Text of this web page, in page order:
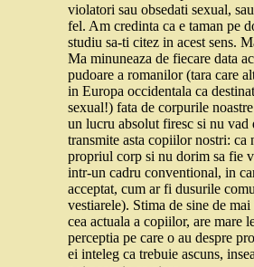
violatori sau obsedati sexual,
fel. Am credinta ca e taman pe
studiu sa-ti citez in acest sens.
Ma minuneaza de fiecare data
pudoare a romanilor (tara care
in Europa occidentala ca
sexual!) fata de corpurile
un lucru absolut firesc si nu vad
transmite asta copiilor nostri: ca
propriul corp si nu dorim sa fie
intr-un cadru conventional, in
acceptat, cum ar fi dusurile
vestiarele). Stima de sine de
cea actuala a copiilor, are mare
perceptia pe care o au despre
ei inteleg ca trebuie ascuns,